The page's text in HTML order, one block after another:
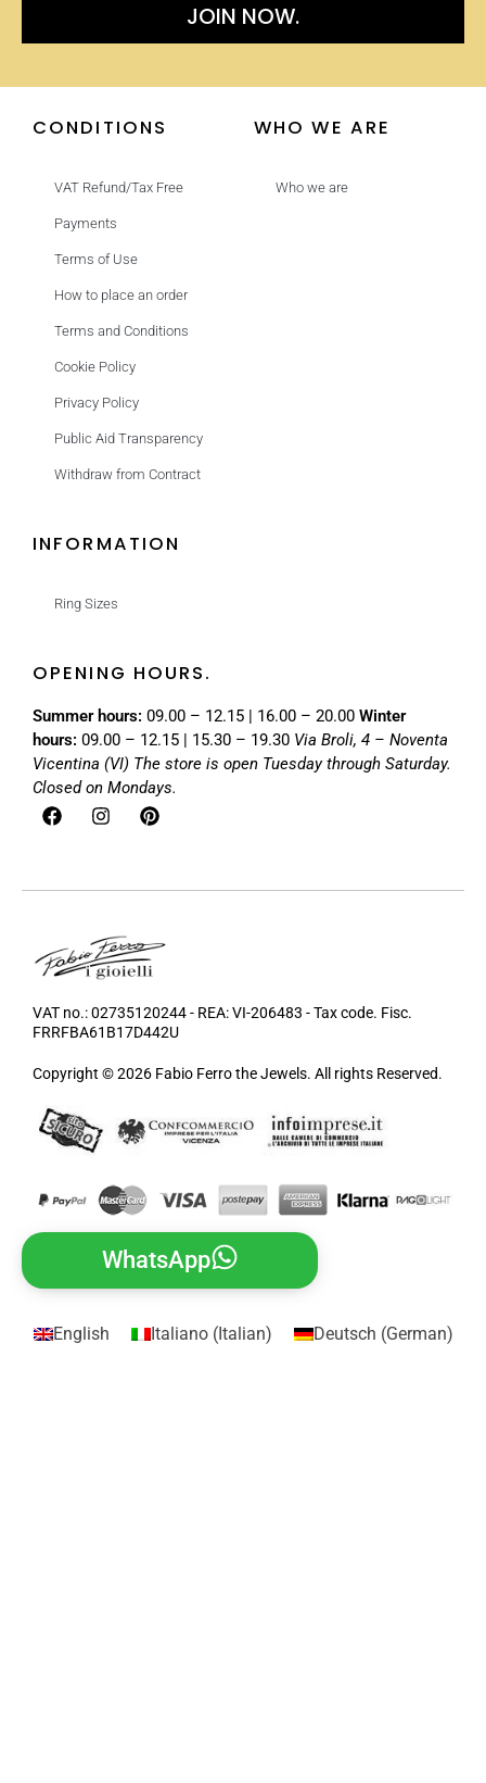
JOIN NOW.
CONDITIONS
VAT Refund/Tax Free
Payments
Terms of Use
How to place an order
Terms and Conditions
Cookie Policy
Privacy Policy
Public Aid Transparency
Withdraw from Contract
WHO WE ARE
Who we are
INFORMATION
Ring Sizes
OPENING HOURS.
Summer hours: 09.00 – 12.15 | 16.00 – 20.00 Winter
hours: 09.00 – 12.15 | 15.30 – 19.30 Via Broli, 4 – Noventa
Vicentina (VI) The store is open Tuesday through Saturday.
Closed on Mondays.
VAT no.: 02735120244 - REA: VI-206483 - Tax code. Fisc.
FRRFBA61B17D442U
Copyright © 2026 Fabio Ferro the Jewels. All rights Reserved.
WhatsApp
English Italiano(Italian) Deutsch (German)